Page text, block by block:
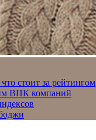
стоит за рейтингом
ВПК компаний